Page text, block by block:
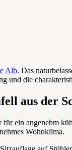
Alb. Das
und die
aus der
ein angenehm
Wohnklima.